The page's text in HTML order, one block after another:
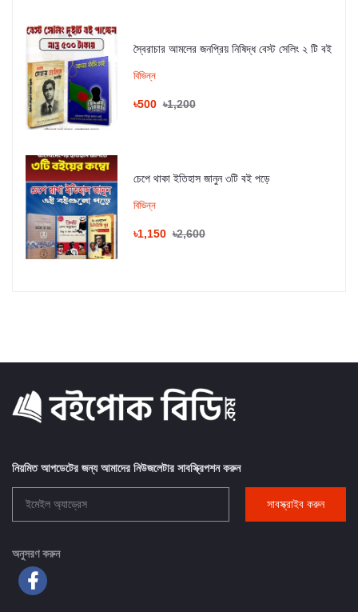
স্বৈরাচার আমলের জনপ্রিয় নিষিদ্ধ বেস্ট সেলিং ২ টি বই
বিভিন্ন
৳500 ৳1,200
চেপে থাকা ইতিহাস জানুন ৩টি বই পড়ে
বিভিন্ন
৳1,150 ৳2,600
নিয়মিত আপডেটের জন্য আমাদের নিউজলেটার সাবস্ক্রিপশন করুন
সাবস্ক্রাইব করুন
অনুসরণ করুন